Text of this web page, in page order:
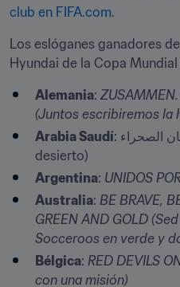
club en FIFA.com.
Los eslóganes ganadores
Hyundai de la Copa Mundial
Alemania:
(Juntos escribiremos la
Arabia Saudí: فرسان الصحراء (Caballeros del
desierto)
Argentina: UNIDOS
Australia: BE BRAVE,
GREEN AND GOLD
Socceroos en verde y
Bélgica: RED DEVILS
con una misión)